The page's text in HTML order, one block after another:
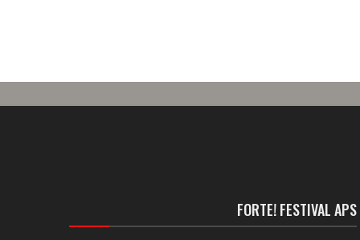
FORTE! FESTIVAL APS